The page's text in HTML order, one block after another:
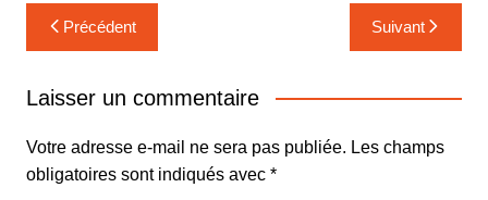
Navigation
de
l’article
Précédent Suivant
Laisser un commentaire
Votre adresse e-mail ne sera pas publiée. Les champs
obligatoires sont indiqués avec *